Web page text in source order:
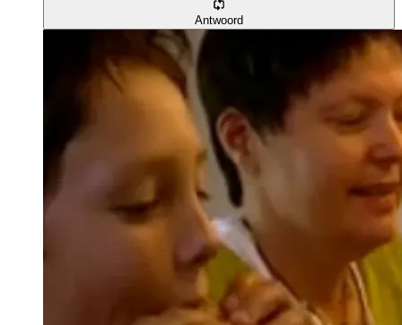
Antwoord